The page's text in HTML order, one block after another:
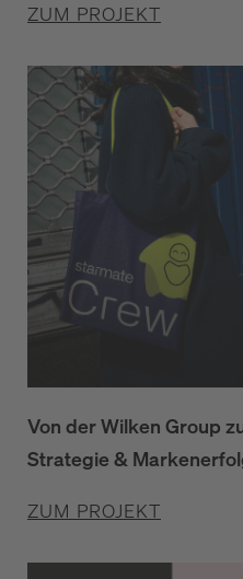
ZUM PROJEKT
Von der Wilken Group
Strategie &
ZUM PROJEKT